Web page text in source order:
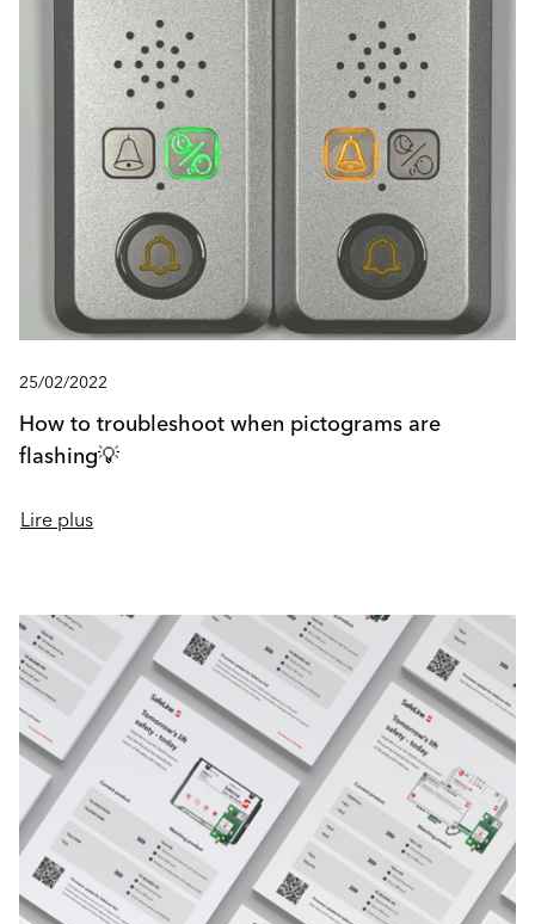
25/02/2022
How to troubleshoot when pictograms are
flashing💡
Lire plus